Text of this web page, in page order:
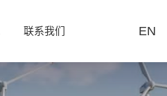
联系我们 EN